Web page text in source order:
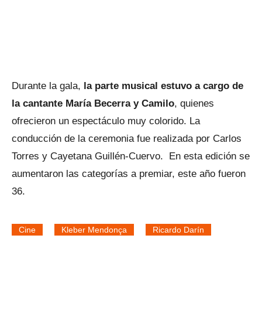
Durante la gala, la parte musical estuvo a cargo de
la cantante María Becerra y Camilo, quienes
ofrecieron un espectáculo muy colorido. La
conducción de la ceremonia fue realizada por Carlos
Torres y Cayetana Guillén-Cuervo. En esta edición se
aumentaron las categorías a premiar, este año fueron
36.
Cine Kleber Mendonça Ricardo Darín